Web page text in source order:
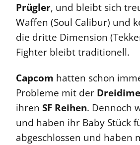
Prügler, und bleibt sich
Waffen (Soul Calibur) und
die dritte Dimension
Fighter bleibt traditionell.
Capcom hatten schon
Probleme mit der
ihren SF Reihen. Dennoch
und haben ihr Baby Stück
abgeschlossen und haben